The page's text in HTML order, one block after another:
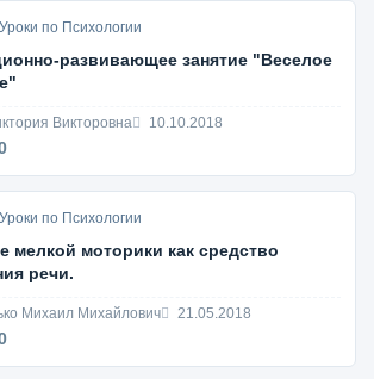
Уроки по Психологии
развивающее занятие "Веселое
Викторовна 10.10.2018
Уроки по Психологии
мелкой моторики как средство
речи.
Михаил Михайлович 21.05.2018